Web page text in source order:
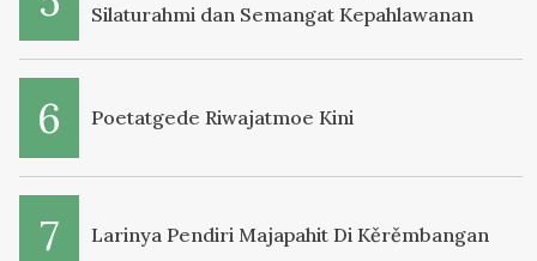
Silaturahmi dan Semangat Kepahlawanan
Poetatgede Riwajatmoe Kini
Larinya Pendiri Majapahit Di Kěrěmbangan